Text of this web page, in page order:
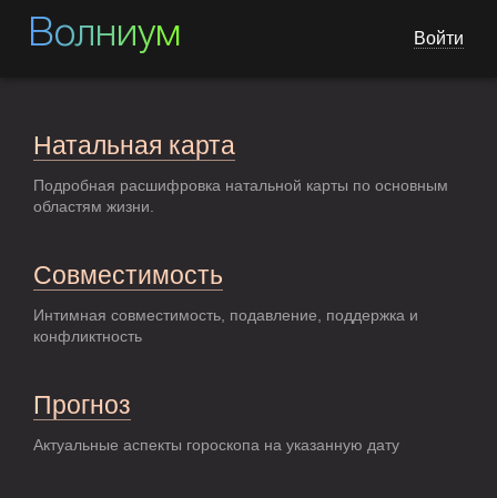
Волниум Войти
Натальная карта
Подробная расшифровка натальной карты по основным
областям жизни.
Совместимость
Интимная совместимость, подавление, поддержка и
конфликтность
Прогноз
Актуальные аспекты гороскопа на указанную дату